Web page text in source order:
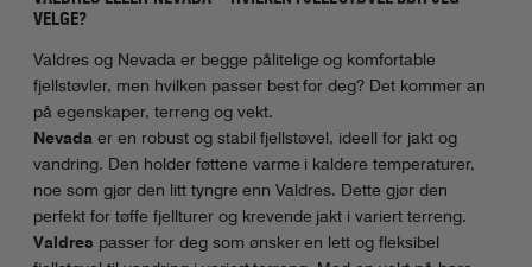
VELGE?
Valdres og Nevada er begge pålitelige og komfortable
fjellstøvler, men hvilken passer best for deg? Det kommer an
på egenskaper, terreng og vekt.
Nevada er en robust og stabil fjellstøvel, ideell for jakt og
vandring. Den holder føttene varme i kaldere temperaturer,
noe som gjør den litt tyngre enn Valdres. Dette gjør den
perfekt for tøffe fjellturer og krevende jakt i variert terreng.
Valdres passer for deg som ønsker en lett og fleksibel